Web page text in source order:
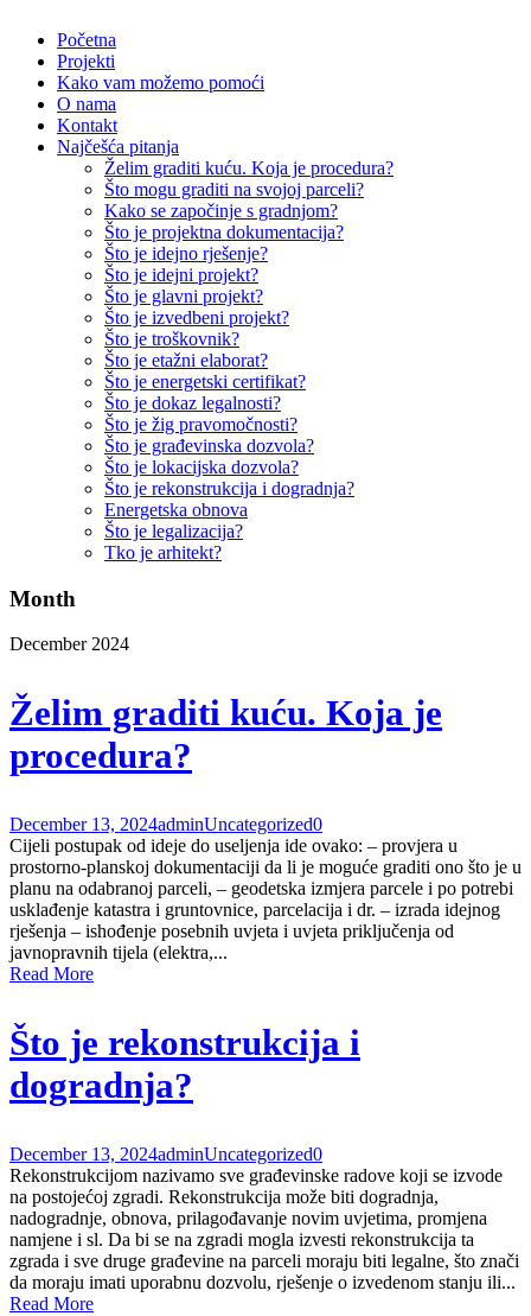
Početna
Projekti
Kako vam možemo pomoći
O nama
Kontakt
Najčešća pitanja
Želim graditi kuću. Koja je procedura?
Što mogu graditi na svojoj parceli?
Kako se započinje s gradnjom?
Što je projektna dokumentacija?
Što je idejno rješenje?
Što je idejni projekt?
Što je glavni projekt?
Što je izvedbeni projekt?
Što je troškovnik?
Što je etažni elaborat?
Što je energetski certifikat?
Što je dokaz legalnosti?
Što je žig pravomočnosti?
Što je građevinska dozvola?
Što je lokacijska dozvola?
Što je rekonstrukcija i dogradnja?
Energetska obnova
Što je legalizacija?
Tko je arhitekt?
Month
December 2024
Želim graditi kuću. Koja je
procedura?
December 13, 2024adminUncategorized0
Cijeli postupak od ideje do useljenja ide ovako: – provjera u
prostorno-planskoj dokumentaciji da li je moguće graditi ono što je u
planu na odabranoj parceli, – geodetska izmjera parcele i po potrebi
usklađenje katastra i gruntovnice, parcelacija i dr. – izrada idejnog
rješenja – ishođenje posebnih uvjeta i uvjeta priključenja od
javnopravnih tijela (elektra,...
Read More
Što je rekonstrukcija i
dogradnja?
December 13, 2024adminUncategorized0
Rekonstrukcijom nazivamo sve građevinske radove koji se izvode
na postojećoj zgradi. Rekonstrukcija može biti dogradnja,
nadogradnje, obnova, prilagođavanje novim uvjetima, promjena
namjene i sl. Da bi se na zgradi mogla izvesti rekonstrukcija ta
zgrada i sve druge građevine na parceli moraju biti legalne, što znači
da moraju imati uporabnu dozvolu, rješenje o izvedenom stanju ili...
Read More